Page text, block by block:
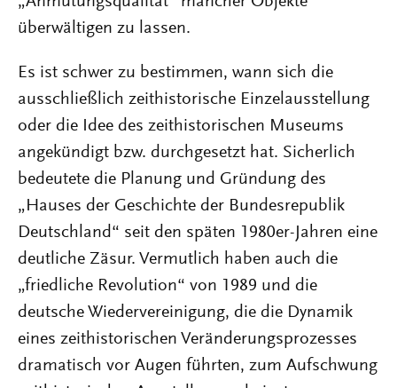
überwältigen zu lassen.
Es ist schwer zu bestimmen, wann sich die
ausschließlich zeithistorische Einzelausstellung
oder die Idee des zeithistorischen Museums
angekündigt bzw. durchgesetzt hat. Sicherlich
bedeutete die Planung und Gründung des
„Hauses der Geschichte der Bundesrepublik
Deutschland“ seit den späten 1980er-Jahren eine
deutliche Zäsur. Vermutlich haben auch die
„friedliche Revolution“ von 1989 und die
deutsche Wiedervereinigung, die die Dynamik
eines zeithistorischen Veränderungsprozesses
dramatisch vor Augen führten, zum Aufschwung